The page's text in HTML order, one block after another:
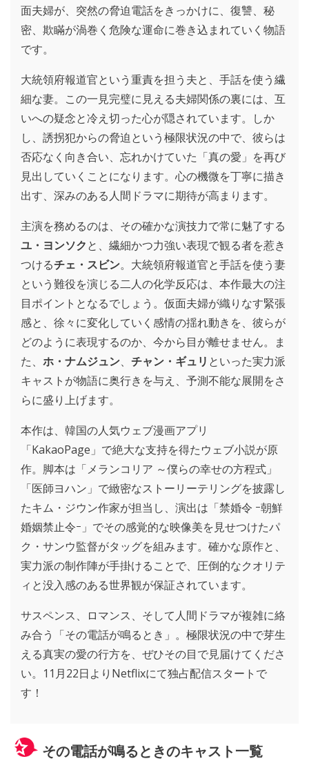
面夫婦が、突然の脅迫電話をきっかけに、復讐、秘
密、欺瞞が渦巻く危険な運命に巻き込まれていく物語
です。
大統領府報道官という重責を担う夫と、手話を使う繊
細な妻。この一見完璧に見える夫婦関係の裏には、互
いへの疑念と冷え切った心が隠されています。しか
し、誘拐犯からの脅迫という極限状況の中で、彼らは
否応なく向き合い、忘れかけていた「真の愛」を再び
見出していくことになります。心の機微を丁寧に描き
出す、深みのある人間ドラマに期待が高まります。
主演を務めるのは、その確かな演技力で常に魅了する
ユ・ヨンソクと、繊細かつ力強い表現で観る者を惹き
つけるチェ・スビン。大統領府報道官と手話を使う妻
という難役を演じる二人の化学反応は、本作最大の注
目ポイントとなるでしょう。仮面夫婦が織りなす緊張
感と、徐々に変化していく感情の揺れ動きを、彼らが
どのように表現するのか、今から目が離せません。ま
た、 ホ・ナムジュン、 チャン・ギュリ といった実力派
キャストが物語に奥行きを与え、予測不能な展開をさ
らに盛り上げます。
本作は、韓国の人気ウェブ漫画アプリ
「KakaoPage」で絶大な支持を得たウェブ小説が原
作。脚本は「メランコリア ～僕らの幸せの方程式」
「医師ヨハン」で緻密なストーリーテリングを披露し
たキム・ジウン作家が担当し、演出は「禁婚令 ｰ朝鮮
婚姻禁止令ｰ」でその感覚的な映像美を見せつけたパ
ク・サンウ監督がタッグを組みます。確かな原作と、
実力派の制作陣が手掛けることで、圧倒的なクオリテ
ィと没入感のある世界観が保証されています。
サスペンス、ロマンス、そして人間ドラマが複雑に絡
み合う「その電話が鳴るとき」。極限状況の中で芽生
える真実の愛の行方を、ぜひその目で見届けてくださ
い。11月22日よりNetflixにて独占配信スタートで
す！
その電話が鳴るときのキャスト一覧